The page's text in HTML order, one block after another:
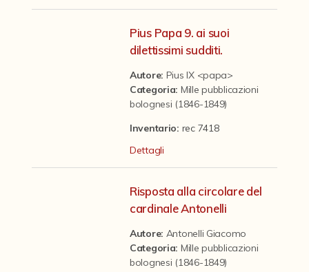
Pius Papa 9. ai suoi
dilettissimi sudditi.
Autore: Pius IX <papa>
Categoria: Mille pubblicazioni
bolognesi (1846-1849)
Inventario: rec 7418
Dettagli
Risposta alla circolare del
cardinale Antonelli
Autore: Antonelli Giacomo
Categoria: Mille pubblicazioni
bolognesi (1846-1849)